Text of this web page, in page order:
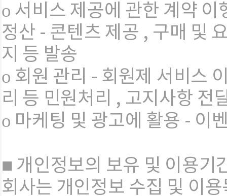
ο 서비스 제공에 관한 계약
정산 - 콘텐츠 제공 , 구매 및
지 등 발송
ο 회원 관리 - 회원제 서비스
리 등 민원처리 , 고지사항 전
ο 마케팅 및 광고에 활용 - 이
■ 개인정보의 보유 및 이용기
회사는 개인정보 수집 및 이